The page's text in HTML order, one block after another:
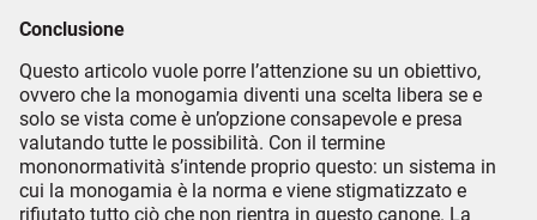
Conclusione
Questo articolo vuole porre l’attenzione su un obiettivo,
ovvero che la monogamia diventi una scelta libera se e
solo se vista come è un’opzione consapevole e presa
valutando tutte le possibilità. Con il termine
mononormatività s’intende proprio questo: un sistema in
cui la monogamia è la norma e viene stigmatizzato e
rifiutato tutto ciò che non rientra in questo canone. La